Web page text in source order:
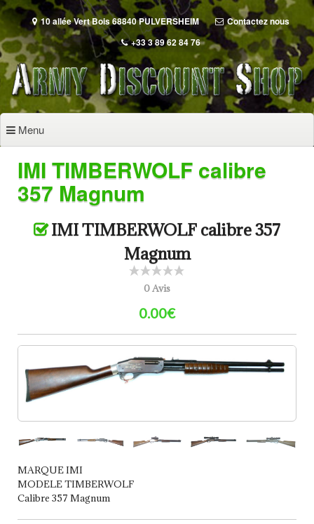
Aller
au
contenu
principal
10 allée Vert Bois 68840 PULVERSHEIM
Contactez nous
+33 3 89 62 84 76
Menu
IMI TIMBERWOLF calibre
357 Magnum
IMI TIMBERWOLF calibre 357
Magnum
0 Avis
0.00€
MARQUE IMI
MODELE TIMBERWOLF
Calibre 357 Magnum